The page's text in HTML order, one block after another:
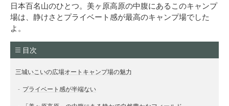
日本百名山のひとつ。美ヶ原高原の中腹にあるこのキャンプ
場は、静けさとプライベート感が最高のキャンプ場でした
よ。
目次
三城いこいの広場オートキャンプ場の魅力
プライベート感が半端ない